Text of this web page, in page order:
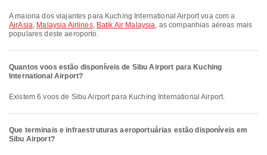
A maioria dos viajantes para Kuching International Airport voa com a
AirAsia, Malaysia Airlines, Batik Air Malaysia, as companhias aéreas mais
populares deste aeroporto.
Quantos voos estão disponíveis de Sibu Airport para Kuching
International Airport?
Existem 6 voos de Sibu Airport para Kuching International Airport.
Que terminais e infraestruturas aeroportuárias estão disponíveis em
Sibu Airport?